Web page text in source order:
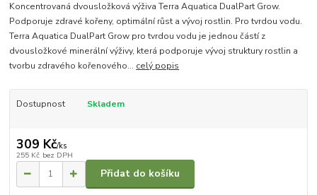
Koncentrovaná dvousložková výživa Terra Aquatica DualPart Grow.
Podporuje zdravé kořeny, optimální růst a vývoj rostlin. Pro tvrdou vodu.
Terra Aquatica DualPart Grow pro tvrdou vodu je jednou částí z
dvousložkové minerální výživy, která podporuje vývoj struktury rostlin a
tvorbu zdravého kořenového... celý popis
Dostupnost Skladem
309 Kč/ks
255 Kč bez DPH
Přidat do košíku